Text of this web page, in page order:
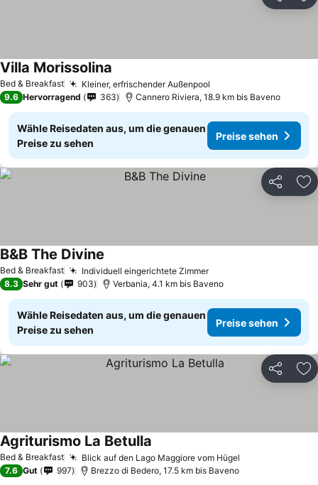
Bed & Breakfast Kleiner, erfrischender Außenpool
Villa Morissolina
9.6 Hervorragend 363 Cannero Riviera, 18.9 km bis Baveno
Wähle Reisedaten aus, um die genauen
Preise zu sehen
Preise sehen
Teilen
Bed & Breakfast Individuell eingerichtete Zimmer
B&B The Divine
8.3 Sehr gut 903 Verbania, 4.1 km bis Baveno
Wähle Reisedaten aus, um die genauen
Preise zu sehen
Preise sehen
Teilen
Bed & Breakfast Blick auf den Lago Maggiore vom Hügel
Agriturismo La Betulla
7.6 Gut 997 Brezzo di Bedero, 17.5 km bis Baveno